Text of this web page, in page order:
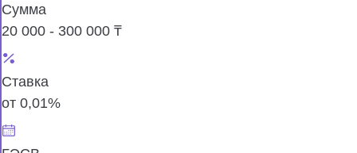
Сумма
20 000 - 300 000 ₸
Ставка
от 0,01%